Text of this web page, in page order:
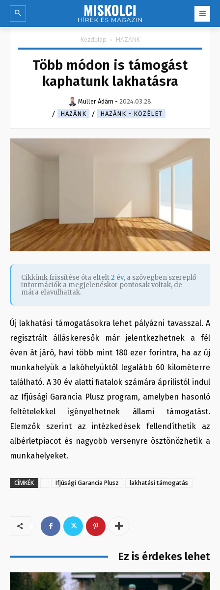
Kezdőlap HAZÁNK
Több módon is támogást
kaphatunk lakhatásra
Müller Ádám - 2024.03.28.
HAZÁNK
HAZÁNK - KÖZÉLET
Cikkünk frissítése óta eltelt2 év, a szövegben szereplő
információk a megjelenéskor pontosak voltak, de
mára elavulhattak.
Új lakhatási támogatásokra lehet pályázni tavasszal. A
regisztrált álláskeresők már jelentkezhetnek a fél
éven át járó, havi több mint 180 ezer forintra, ha az új
munkahelyük a lakóhelyüktől legalább 60 kilométerre
található. A 30 év alatti fiatalok számára áprilistól indul
az Ifjúsági Garancia Plusz program, amelyben hasonló
feltételekkel igényelhetnek állami támogatást.
Elemzők szerint az intézkedések fellendíthetik az
albérletpiacot és nagyobb versenyre ösztönözhetik a
munkahelyeket.
CÍMKÉK Ifjúsági Garancia Plusz lakhatási támogatás
Ez is érdekes lehet